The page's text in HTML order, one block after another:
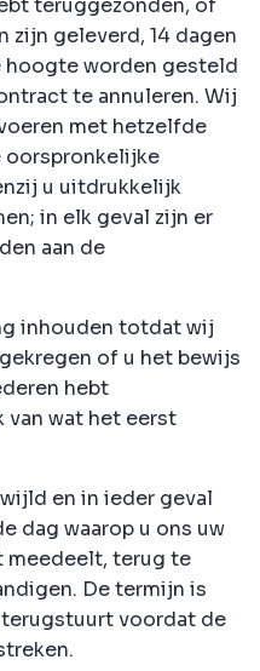
teruggezonden, of
zijn geleverd, 14 dagen
hoogte worden gesteld
te annuleren. Wij
met hetzelfde
oorspronkelijke
u uitdrukkelijk
in elk geval zijn er
aan de
inhouden totdat wij
of u het bewijs
hebt
van wat het eerst
en in ieder geval
dag waarop u ons uw
meedeelt, terug te
De termijn is
voordat de